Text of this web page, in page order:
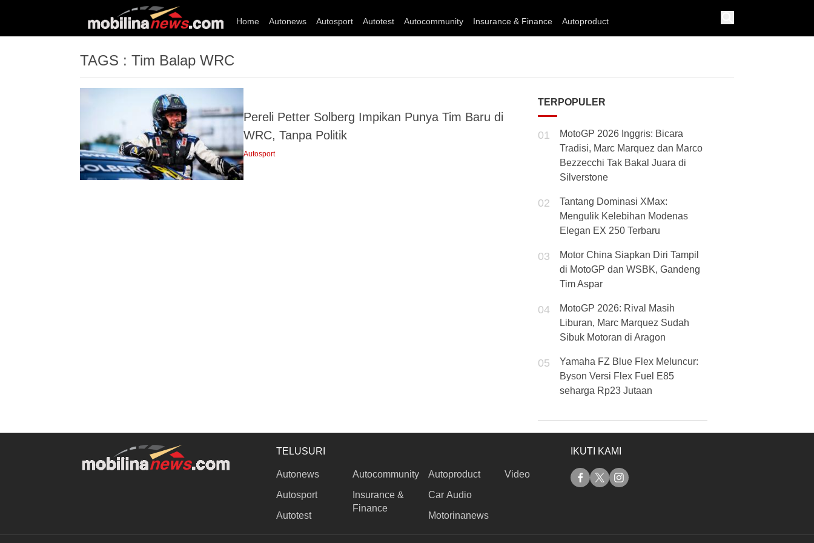
Home Autonews Autosport Autotest Autocommunity Insurance & Finance Autoproduct
TAGS : Tim Balap WRC
Pereli Petter Solberg Impikan Punya Tim Baru di
WRC, Tanpa Politik
Autosport
TERPOPULER
01
MotoGP 2026 Inggris: Bicara
Tradisi, Marc Marquez dan Marco
Bezzecchi Tak Bakal Juara di
Silverstone
02
Tantang Dominasi XMax:
Mengulik Kelebihan Modenas
Elegan EX 250 Terbaru
03
Motor China Siapkan Diri Tampil
di MotoGP dan WSBK, Gandeng
Tim Aspar
04
MotoGP 2026: Rival Masih
Liburan, Marc Marquez Sudah
Sibuk Motoran di Aragon
05
Yamaha FZ Blue Flex Meluncur:
Byson Versi Flex Fuel E85
seharga Rp23 Jutaan
TELUSURI
Autonews
Autosport
Autotest
Autocommunity
Insurance &
Finance
Autoproduct
Car Audio
Motorinanews
Video
IKUTI KAMI